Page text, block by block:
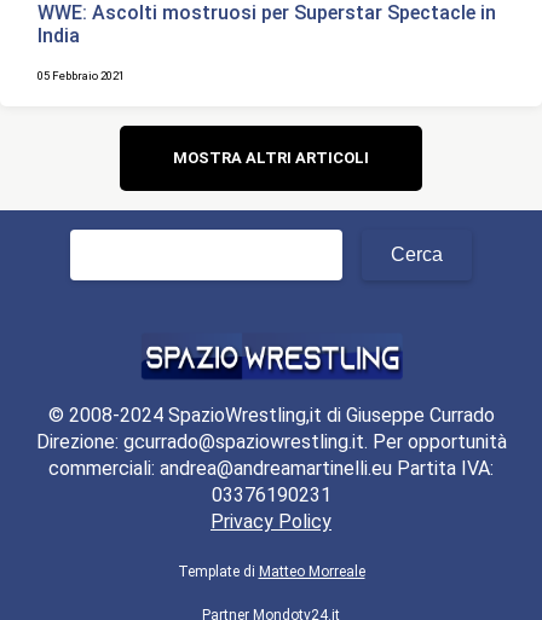
WWE: Ascolti mostruosi per Superstar Spectacle in
India
05 Febbraio 2021
Navigazione
articoli
MOSTRA ALTRI ARTICOLI
© 2008-2024 SpazioWrestling,it di Giuseppe Currado
Direzione: gcurrado@spaziowrestling.it. Per opportunità
commerciali: andrea@andreamartinelli.eu Partita IVA:
03376190231
Privacy Policy
Template di Matteo Morreale
Partner Mondotv24.it